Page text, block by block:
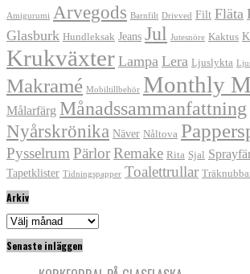
Amigurumi Arvegods Barnfilt Drivved Filt Fläta
Glasburk Hundleksak Jeans Jul Jutesnöre Kaktus
Krukväxter Lampa Lera Ljuslykta
Makramé Mobiltillbehör Monthly
Målarfärg Månadssammanfattning
Nyårskrönika Näver Nåltova
Pysselrum PärlorRemake Rita Sjal
Tapetklister Tidningspapper Toalettrullar
Arkiv
Arkiv
Senaste inläggen